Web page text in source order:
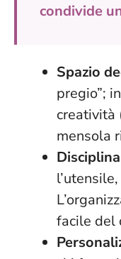
condivide
Spazio
pregio”;
creatività
mensola
facile del